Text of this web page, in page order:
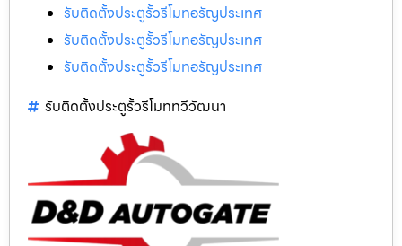
รับติดตั้งประตูรั้วรีโมทอรัญประเทศ
รับติดตั้งประตูรั้วรีโมทอรัญประเทศ
รับติดตั้งประตูรั้วรีโมทอรัญประเทศ
รับติดตั้งประตูรั้วรีโมททวีวัฒนา